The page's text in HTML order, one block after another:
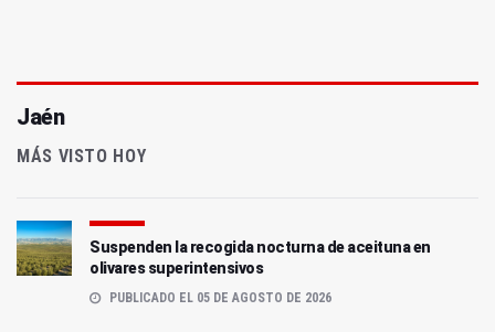
Jaén
MÁS VISTO HOY
Suspenden la recogida nocturna de aceituna en
olivares superintensivos
PUBLICADO EL 05 DE AGOSTO DE 2026